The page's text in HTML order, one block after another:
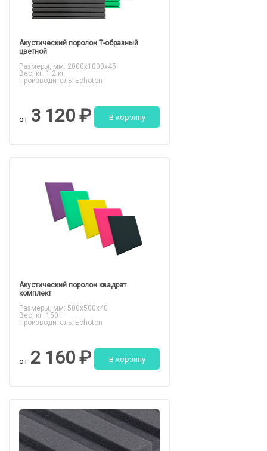
Акустический поролон Т-образный
цветной
Размеры, мм: 2000x1000x45
Вес, кг: 1.2 кг
Производитель: Echoton
от 3 120 ₽ В корзину
Акустический поролон квадрат
комплект
Размеры, мм: 500x500x40
Вес, кг: 150 г
Производитель: Echoton
от 2 160 ₽ В корзину